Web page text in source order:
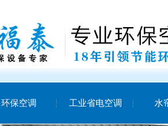
环保空调 工业省电空调 水